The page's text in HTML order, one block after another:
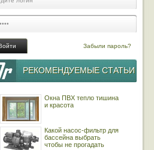
Забыли пароль?
РЕКОМЕНДУЕМЫЕ СТАТЬИ
Окна ПВХ тепло тишина
и красота
Какой насос-фильтр для
бассейна выбрать
чтобы не прогадать